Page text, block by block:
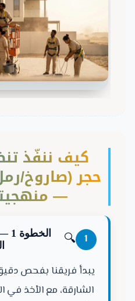
كيف ننفّذ
حجر (صاروخ/
—
1
🔍
يبدأ فريقنا بفحص
الشارقة، مع الأخذ في